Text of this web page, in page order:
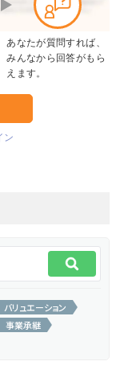
あなたが質問すれば、
みんなから回答がもら
えます。
ン
バリュエーション
事業承継